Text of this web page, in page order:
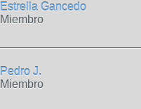
Estrella Gancedo
Miembro
Pedro J.
Miembro